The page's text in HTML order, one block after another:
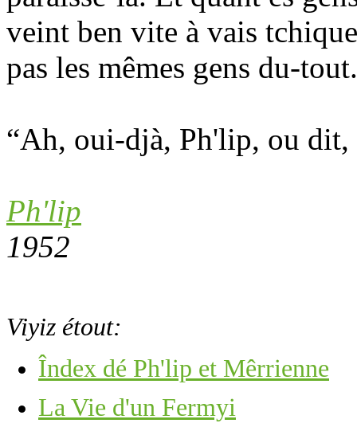
veint ben vite à vais
pas les mêmes gens du-
“Ah, oui-djà, Ph'lip, ou dit,
Ph'lip
1952
Viyiz étout:
Îndex dé Ph'lip et Mêrrienne
La Vie d'un Fermyi